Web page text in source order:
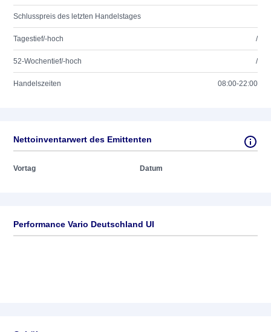
Schlusspreis des letzten Handelstages
Tagestief/-hoch /
52-Wochentief/-hoch /
Handelszeiten 08:00-22:00
Nettoinventarwert des Emittenten
Vortag Datum
Performance Vario Deutschland UI